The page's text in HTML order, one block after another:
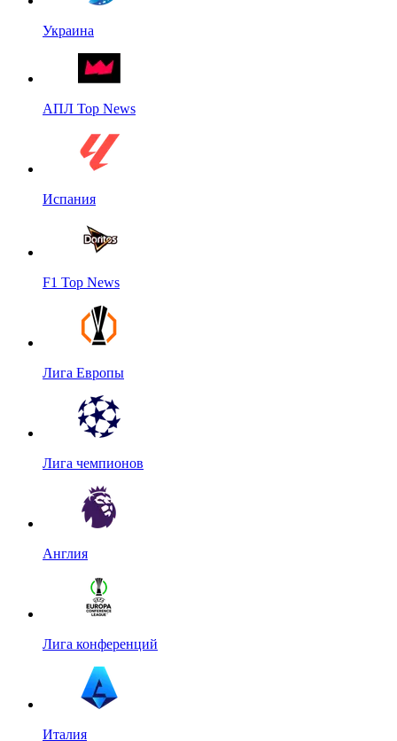
Украина
АПЛ Top News
Испания
F1 Top News
Лига Европы
Лига чемпионов
Англия
Лига конференций
Италия